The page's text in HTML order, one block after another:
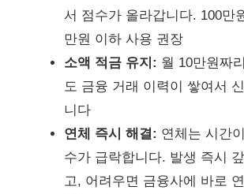
서 점수가 올라갑니다. 100만
만원 이하 사용 권장
소액 적금 유지: 월 10만원짜
도 금융 거래 이력이 쌓여서
니다
연체 즉시 해결: 연체는 시간
수가 급락합니다. 발생 즉시
고, 어려우면 금융사에 바로